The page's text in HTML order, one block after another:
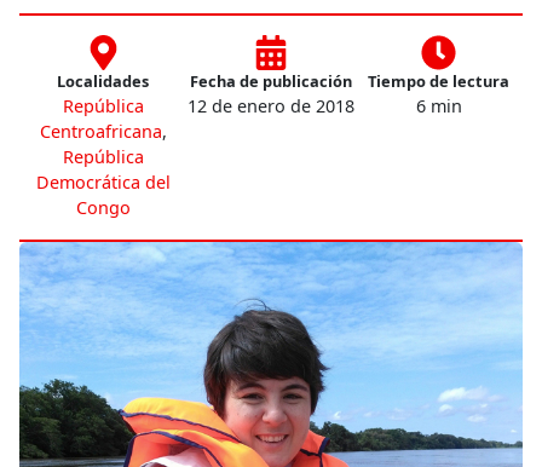
Localidades
República
Centroafricana,
República
Democrática del
Congo
Fecha de publicación
12 de enero de 2018
Tiempo de lectura
6 min